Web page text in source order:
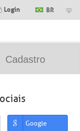
Login BR
Cadastro
Google